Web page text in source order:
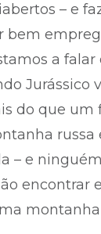
– e
bem
a
Jurássico
do que
– e
encontrar
montanha